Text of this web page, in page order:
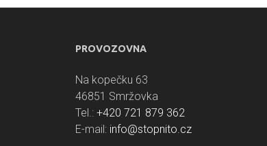
PROVOZOVNA
Na kopečku 63
46851 Smržovka
Tel.: +420 721 879 362
E-mail: info@stopnito.cz